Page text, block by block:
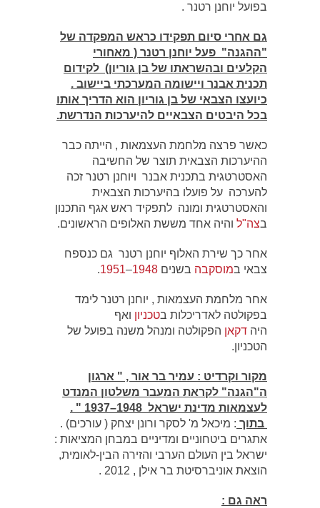
בפועל יוחנן רטנר .
גם אחרי סיום תפקידו כראש המפקדה של
"ההגנה" פעל יוחנן רטנר ( מאחורי
הקלעים ובהשראתו של בן גוריון) לקידום
תכנית אבנר ויישומה המערכתי ביישוב .
כיועצו הצבאי של בן גוריון הוא הדריך אותו
בכל היבטים הצבאיים להיערכות הנדרשת.
כאשר פרצה מלחמת העצמאות , הייתה כבר
ההיערכות הצבאית תוצר של החשיבה
האסטרטגית בתכנית אבנר ויוחנן רטנר זכה
להערכה על פועלו בהיערכות הצבאית
והאסטרטגית ומונה לתפקיד ראש אגף התכנון
בצה"ל והיה אחד מששת האלופים הראשונים.
אחר כך שירת האלוף יוחנן רטנר גם כנספח
צבאי במוסקבה בשנים 1948
–
1951
.
אחר מלחמת העצמאות , יוחנן רטנר לימד
בפקולטה לאדריכלות בטכניון ואף
היה דקאן הפקולטה ומנהל משנה בפועל של
הטכניון.
מקור וקרדיט : עמיר בר אור , " ארגון
ה"הגנה" לקראת המעבר משלטון המנדט
לעצמאות מדינת ישראל 1948–1937 " .
בתוך : מיכאל מ' לסקר ורונן יצחק ( עורכים) .
אתגרים ביטחוניים ומדיניים במבחן המציאות :
ישראל בין העולם הערבי והזירה הבין-לאומית,
הוצאת אוניברסיטת בר אילן , 2012 .
ראה גם :